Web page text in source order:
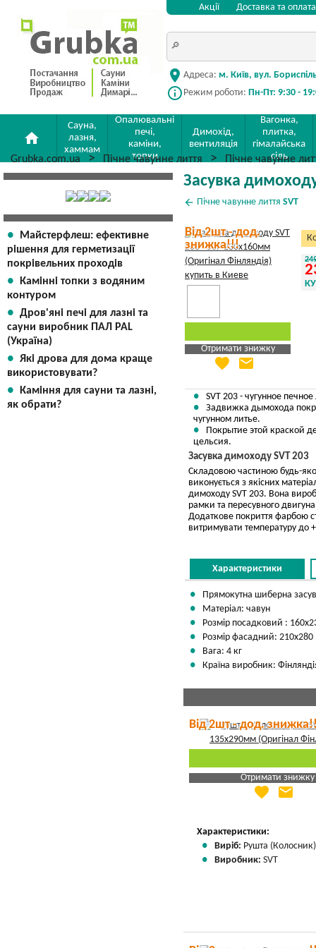
Акції Доставка та оплата
location_on Адреса: м. Київ, вул.
info_outline Режим роботи: Пн-Пт: 9:30 -
home
Сауна,
лазня,
хаммам
Опалювальні
печі,
каміни,
топки
Димохід,
вентиляція
Вагонка,
плитка,
гімалайська
сіль
Grubka.com.ua Пічне чавунне лиття Пічне чавунне
Майстерфлеш: ефективне
рішення для герметизації
покрівельних проходів
Камінні топки з водяним
контуром
Дров'яні печі для лазні та
сауни виробник ПАЛ PAL
(Україна)
Які дрова для дома краще
використовувати?
Каміння для сауни та лазні,
як обрати?
Засувка
arrow_back Пічне чавунне лиття SVT
Від 2шт - дод.
знижка!!!
Отримати знижку
Яка Ваша ціна
favorite email
SVT 203 - чугунное
Задвижка дымохода
чугунном литье.
Покрытие этой краской
цельсия.
Засувка димоходу SVT 203
Складовою частиною будь-
виконується з якісних
димоходу SVT 203. Вона
рамки та пересувного
Додаткове покриття фарбою
витримувати температуру до
Характеристики
Прямокутна шиберна
Матеріал: чавун
Розмір посадковий :
Розмір фасадний:
Вага: 4 кг
Країна виробник:
Від 2шт - дод.
Отримати знижку
Яка Ваша ціна
favorite email
Характеристики:
Виріб: Рушта
Виробник: SVT